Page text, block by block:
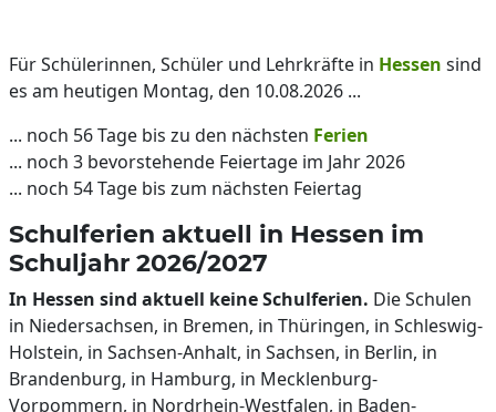
Für Schülerinnen, Schüler und Lehrkräfte in Hessen sind
es am heutigen Montag, den 10.08.2026 ...
... noch 56 Tage bis zu den nächsten Ferien
... noch 3 bevorstehende Feiertage im Jahr 2026
... noch 54 Tage bis zum nächsten Feiertag
Schulferien aktuell in Hessen im
Schuljahr 2026/2027
In Hessen sind aktuell keine Schulferien. Die Schulen
in Niedersachsen, in Bremen, in Thüringen, in Schleswig-
Holstein, in Sachsen-Anhalt, in Sachsen, in Berlin, in
Brandenburg, in Hamburg, in Mecklenburg-
Vorpommern, in Nordrhein-Westfalen, in Baden-